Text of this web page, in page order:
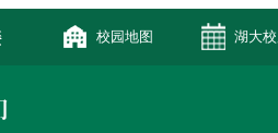
校园地图 湖大